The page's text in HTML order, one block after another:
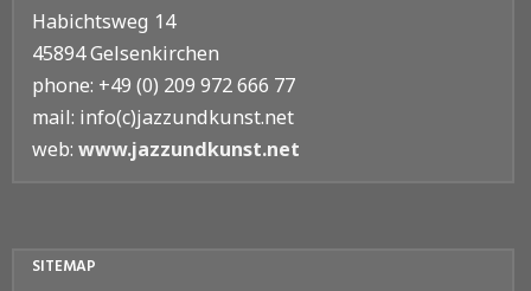
Habichtsweg 14
45894 Gelsenkirchen
phone: +49 (0) 209 972 666 77
mail: info(c)jazzundkunst.net
web: www.jazzundkunst.net
SITEMAP